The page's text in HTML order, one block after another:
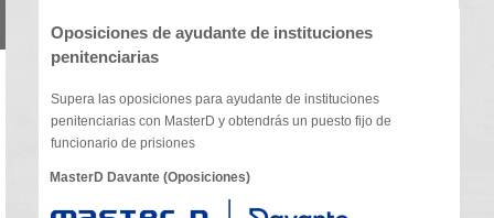
Oposiciones de ayudante de instituciones
penitenciarias
Supera las oposiciones para ayudante de instituciones
penitenciarias con MasterD y obtendrás un puesto fijo de
funcionario de prisiones
MasterD Davante (Oposiciones)